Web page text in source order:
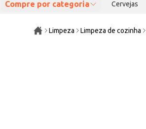
Compre por categoria Cervejas
Limpeza Limpeza de cozinha